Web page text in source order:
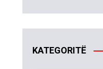
KATEGORITË